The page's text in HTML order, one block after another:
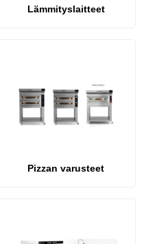
Lämmityslaitteet
Pizzan varusteet